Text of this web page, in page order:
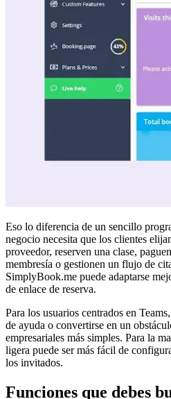
Eso lo diferencia de un sencillo
negocio necesita que los clientes
proveedor, reserven una clase,
membresía o gestionen un flujo de
SimplyBook.me puede adaptarse
de enlace de reserva.
Para los usuarios centrados en
de ayuda o convertirse en un
empresariales más simples. Para la
ligera puede ser más fácil de
los invitados.
Funciones que debes